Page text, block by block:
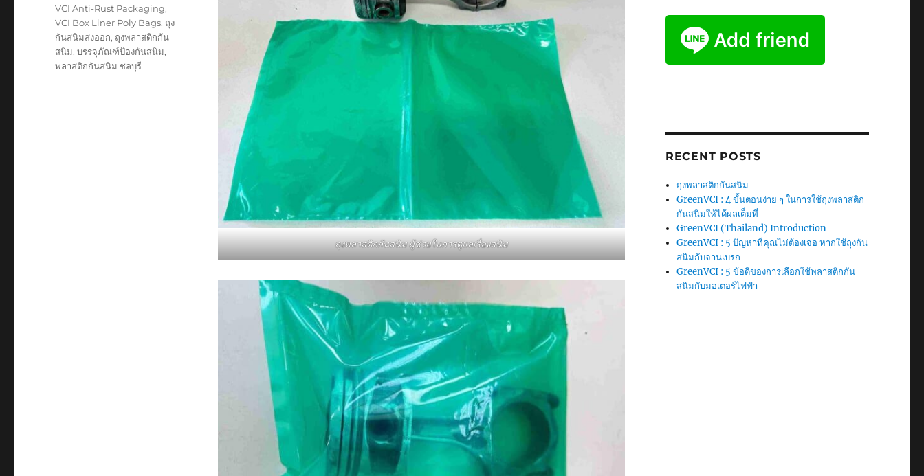
ถุงพลาสติกกันสนิม ผู้ช่วยในการดูแลเรื่องสนิม
Tags
VCI Anti-Rust Packaging,
VCI Box Liner Poly Bags, ถุง
กันสนิมส่งออก, ถุงพลาสติกกัน
สนิม,บรรจุภัณฑ์ป้องกันสนิม,
พลาสติกกันสนิม ชลบุรี
RECENT POSTS
ถุงพลาสติกกันสนิม
GreenVCI : 4 ขั้นตอนง่าย ๆ ในการใช้ถุงพลาสติก
กันสนิมให้ได้ผลเต็มที่
GreenVCI (Thailand) Introduction
GreenVCI : 5 ปัญหาที่คุณไม่ต้องเจอ หากใช้ถุงกัน
สนิมกับจานเบรก
GreenVCI : 5 ข้อดีของการเลือกใช้พลาสติกกัน
สนิมกับมอเตอร์ไฟฟ้า